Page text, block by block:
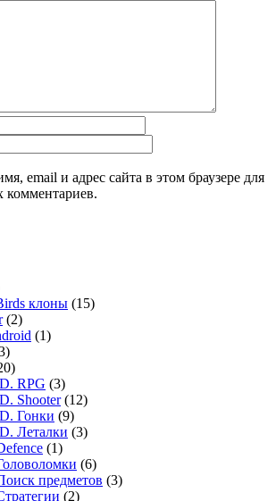
email и адрес сайта в этом браузере для
клоны (15)
(2)
(1)
RPG (3)
Shooter(12)
Гонки (9)
Леталки (3)
(1)
(6)
предметов (3)
(2)